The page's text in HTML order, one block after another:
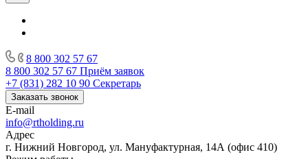
8 800 302 57 67
8 800 302 57 67 Приём заявок
+7 (831) 282 10 90 Секретарь
Заказать звонок
E-mail
info@rtholding.ru
Адрес
г. Нижний Новгород, ул. Мануфактурная, 14А (офис 410)